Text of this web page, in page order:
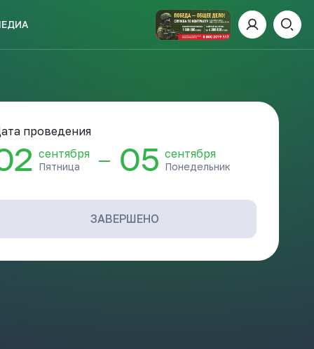
ИСКАТЬ
проведения
сентября
Пятница — 05 сентября
Понедельник
ЗАВЕРШЕНО